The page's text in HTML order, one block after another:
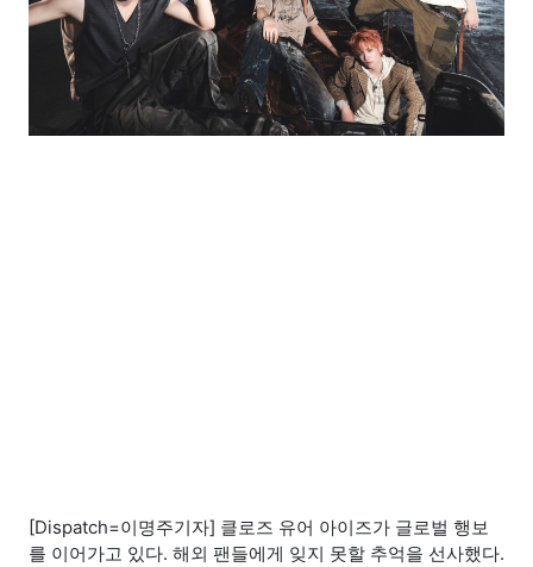
[Dispatch=이명주기자] 클로즈 유어 아이즈가 글로벌 행보
를 이어가고 있다. 해외 팬들에게 잊지 못할 추억을 선사했다.